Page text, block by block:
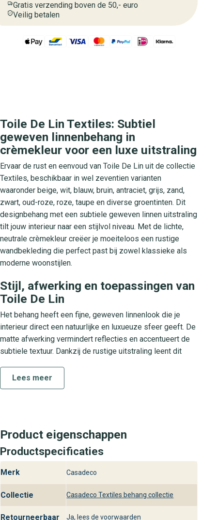
Gratis verzending boven de 50,- euro
Veilig betalen
Toile De Lin Textiles: Subtiel
geweven linnenbehang in
crèmekleur voor een luxe uitstraling
Ervaar de rust en eenvoud van Toile De Lin uit de collectie
Textiles, beschikbaar in wel zeventien varianten
waaronder beige, wit, blauw, bruin, antraciet, grijs, zand,
zwart, oud-roze, roze, taupe en diverse groentinten. Dit
designbehang met een subtiele geweven linnen uitstraling
tilt jouw interieur naar een stijlvol niveau. Met de lichte,
neutrale crèmekleur creëer je moeiteloos een rustige
wandbekleding die perfect past bij zowel klassieke als
moderne woonstijlen.
Stijl, afwerking en toepassingen van
Toile De Lin
Het behang heeft een fijne, geweven linnenlook die je
interieur direct een natuurlijke en luxueuze sfeer geeft. De
matte afwerking vermindert reflecties en accentueert de
subtiele textuur. Dankzij de rustige uitstraling leent dit
werkkamer. Combineer met warme houten meubels of
strakke metalen accenten om je designinterieur helemaal
De Textiles collectie staat voor hoogwaardige kwaliteit en
tijdloos design. Iedere dessin is zorgvuldig ontwikkeld
met oog voor detail en de nieuwste interieurtrends. Toile
De Lin is een van de sfeermakers in deze collectie, die
woonomgeving. Laat Textiles het uitgangspunt zijn voor
Lees meer
Product eigenschappen
Productspecificaties
Merk Casadeco
Collectie Casadeco Textiles behang collectie
Retourneerbaar Ja, lees de voorwaarden